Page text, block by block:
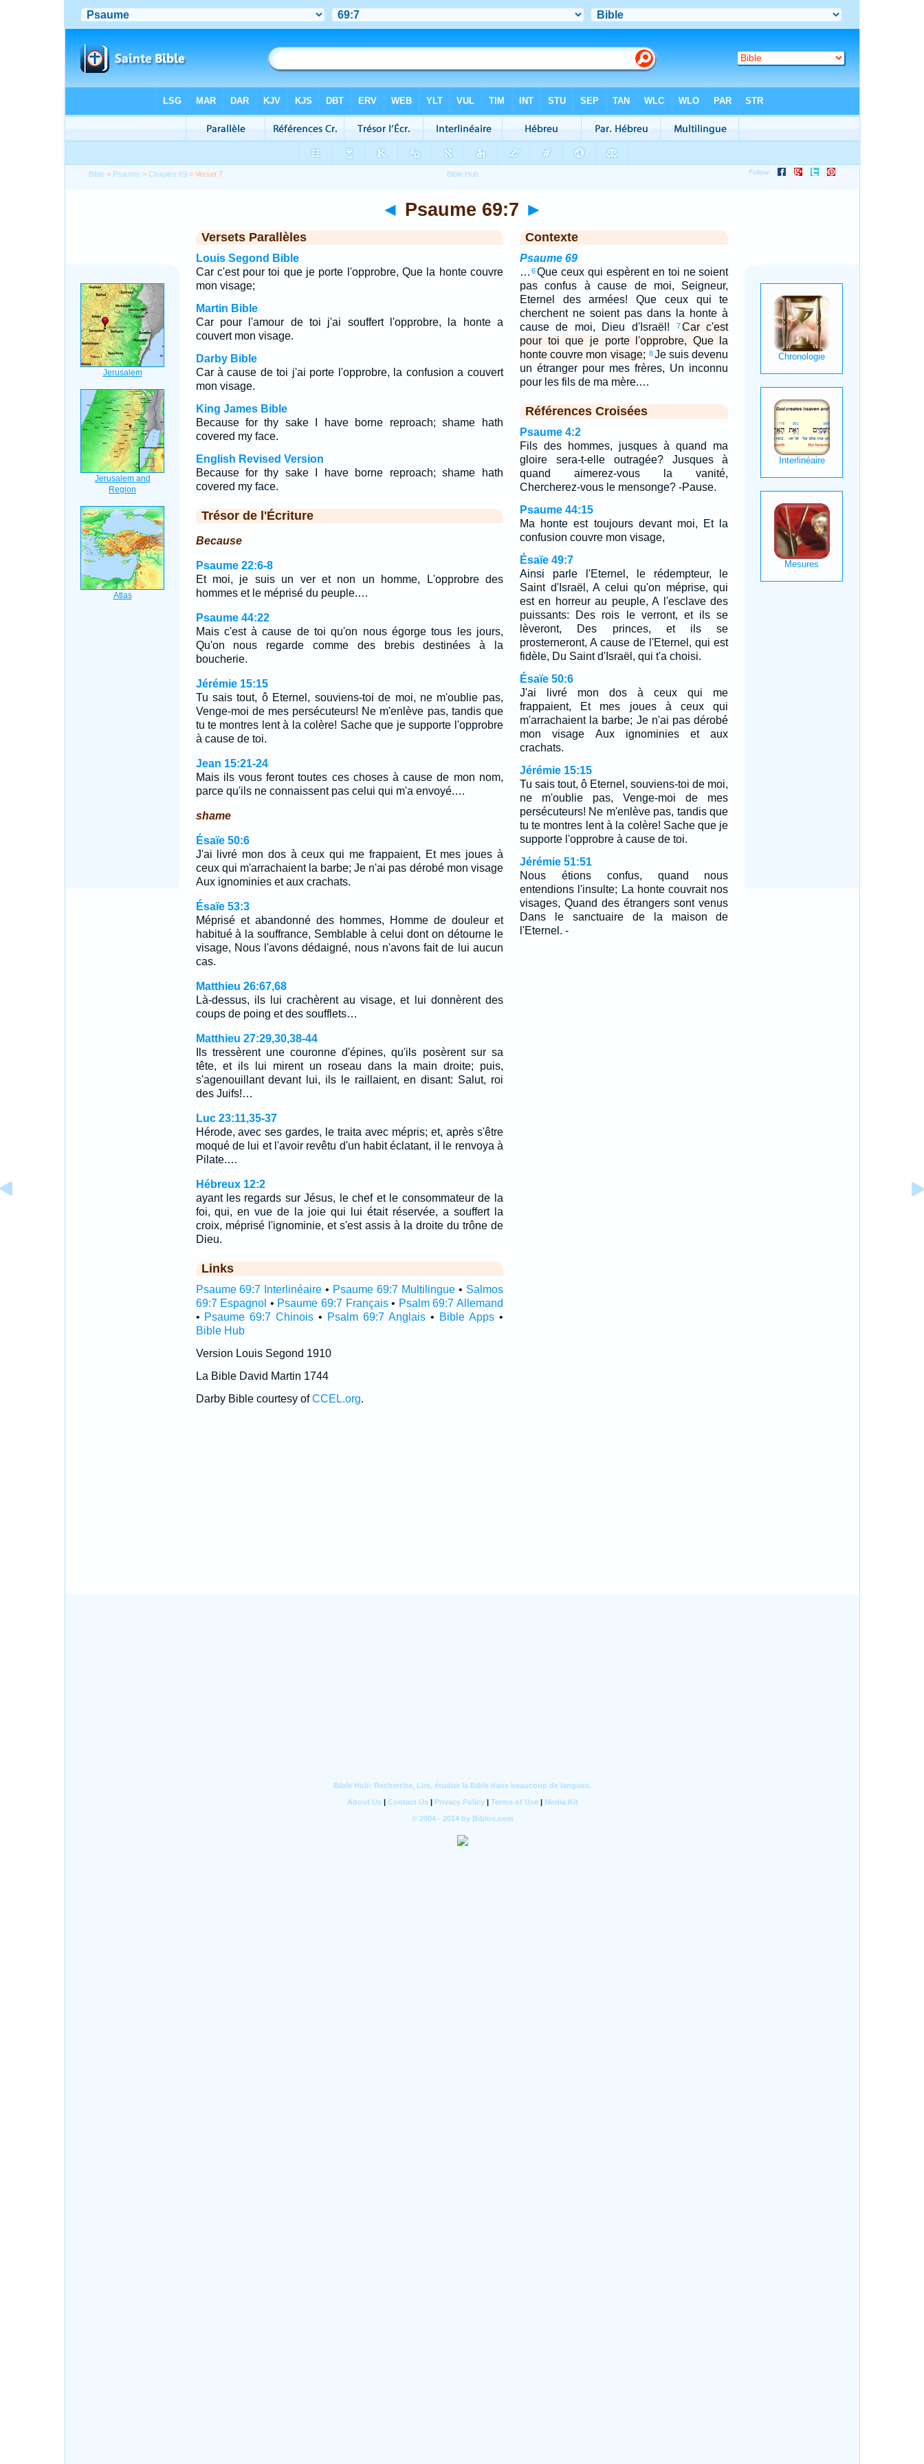
Bible > Psaume >Chapitre 69 > Verset 7
◄ Psaume 69:7 ►
Versets Parallèles
Louis Segond Bible
Car c'est pour toi que je porte l'opprobre, Que la honte couvre
mon visage;
Martin Bible
Car pour l'amour de toi j'ai souffert l'opprobre, la honte a
couvert mon visage.
Darby Bible
Car à cause de toi j'ai porte l'opprobre, la confusion a couvert
mon visage.
King James Bible
Because for thy sake I have borne reproach; shame hath
covered my face.
English Revised Version
Because for thy sake I have borne reproach; shame hath
covered my face.
Trésor de l'Écriture
Because
Psaume 22:6-8
Et moi, je suis un ver et non un homme, L'opprobre des
hommes et le méprisé du peuple.…
Psaume 44:22
Mais c'est à cause de toi qu'on nous égorge tous les jours,
Qu'on nous regarde comme des brebis destinées à la
boucherie.
Jérémie 15:15
Tu sais tout, ô Eternel, souviens-toi de moi, ne m'oublie pas,
Venge-moi de mes persécuteurs! Ne m'enlève pas, tandis que
tu te montres lent à la colère! Sache que je supporte l'opprobre
à cause de toi.
Jean 15:21-24
Mais ils vous feront toutes ces choses à cause de mon nom,
parce qu'ils ne connaissent pas celui qui m'a envoyé.…
shame
Ésaïe 50:6
J'ai livré mon dos à ceux qui me frappaient, Et mes joues à
ceux qui m'arrachaient la barbe; Je n'ai pas dérobé mon visage
Aux ignominies et aux crachats.
Ésaïe 53:3
Méprisé et abandonné des hommes, Homme de douleur et
habitué à la souffrance, Semblable à celui dont on détourne le
visage, Nous l'avons dédaigné, nous n'avons fait de lui aucun
cas.
Matthieu 26:67,68
Là-dessus, ils lui crachèrent au visage, et lui donnèrent des
coups de poing et des soufflets…
Matthieu 27:29,30,38-44
Ils tressèrent une couronne d'épines, qu'ils posèrent sur sa
tête, et ils lui mirent un roseau dans la main droite; puis,
s'agenouillant devant lui, ils le raillaient, en disant: Salut, roi
des Juifs!…
Luc 23:11,35-37
Hérode, avec ses gardes, le traita avec mépris; et, après s'être
moqué de lui et l'avoir revêtu d'un habit éclatant, il le renvoya à
Pilate.…
Hébreux 12:2
ayant les regards sur Jésus, le chef et le consommateur de la
foi, qui, en vue de la joie qui lui était réservée, a souffert la
croix, méprisé l'ignominie, et s'est assis à la droite du trône de
Dieu.
Links
Psaume 69:7 Interlinéaire • Psaume 69:7 Multilingue • Salmos
69:7 Espagnol • Psaume 69:7 Français• Psalm 69:7 Allemand
• Psaume 69:7 Chinois • Psalm 69:7 Anglais • Bible Apps •
Bible Hub
Version Louis Segond 1910
La Bible David Martin 1744
Darby Bible courtesy ofCCEL.org.
Contexte
Psaume 69
… 6Que ceux qui espèrent en toi ne soient
pas confus à cause de moi, Seigneur,
Eternel des armées! Que ceux qui te
cherchent ne soient pas dans la honte à
cause de moi, Dieu d'Israël!
7Car c'est
pour toi que je porte l'opprobre, Que la
honte couvre mon visage; 8Je suis devenu
un étranger pour mes frères, Un inconnu
pour les fils de ma mère.…
Références Croisées
Psaume 4:2
Fils des hommes, jusques à quand ma
gloire sera-t-elle outragée? Jusques à
quand aimerez-vous la vanité,
Chercherez-vous le mensonge? -Pause.
Psaume 44:15
Ma honte est toujours devant moi, Et la
confusion couvre mon visage,
Ésaïe 49:7
Ainsi parle l'Eternel, le rédempteur, le
Saint d'Israël, A celui qu'on méprise, qui
est en horreur au peuple, A l'esclave des
puissants: Des rois le verront, et ils se
lèveront, Des princes, et ils se
prosterneront, A cause de l'Eternel, qui est
fidèle, Du Saint d'Israël, qui t'a choisi.
Ésaïe 50:6
J'ai livré mon dos à ceux qui me
frappaient, Et mes joues à ceux qui
m'arrachaient la barbe; Je n'ai pas dérobé
mon visage Aux ignominies et aux
crachats.
Jérémie 15:15
Tu sais tout, ô Eternel, souviens-toi de moi,
ne m'oublie pas, Venge-moi de mes
persécuteurs! Ne m'enlève pas, tandis que
tu te montres lent à la colère! Sache que je
supporte l'opprobre à cause de toi.
Jérémie 51:51
Nous étions confus, quand nous
entendions l'insulte; La honte couvrait nos
visages, Quand des étrangers sont venus
Dans le sanctuaire de la maison de
l'Eternel. -